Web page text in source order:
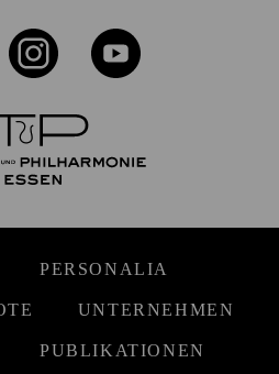
PERSONALIA
UNTERNEHMEN
PUBLIKATIONEN